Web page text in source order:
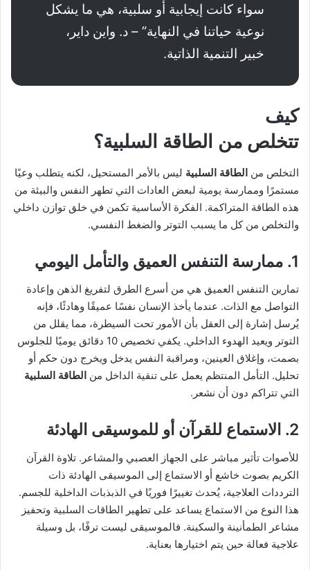
سواء كانت إيجابية أو سلبية، هي ما يشكل
نوعية حياتنا في النهاية” – د. واين داير،
خبير التنمية الذاتية.
كيف
تتخلص من الطاقة السلبية؟
التخلص من الطاقة السلبية ليس بالأمر المستحيل، لكنه يتطلب وعيًا
مستمرًا وممارسة يومية لبعض العادات التي تطهر النفس والبيئة من
هذه الطاقة المتراكمة. الفكرة الأساسية تكمن في خلق توازن داخلي
والتخلص من كل ما يسبب التوتر والضغط النفسي.
1. ممارسة التنفس العميق والتأمل اليومي
تمارين التنفس العميق هي من أسرع الطرق لتفريغ الذهن وإعادة
التواصل مع الذات. عندما يأخذ الإنسان نفسًا عميقًا وهادئًا، فإنه
يُرسل إشارة إلى العقل بأن الأمور تحت السيطرة، مما يقلل من
التوتر ويعيد الهدوء الداخلي. يكفي تخصيص 10 دقائق يوميًا للجلوس
بصمت، وإغلاق العينين، ومراقبة النفس يدخل ويخرج دون حكم أو
تحليل. التأمل المنتظم يعمل على تنقية الداخل من الطاقة السلبية
التي تتراكم دون أن نشعر.
2. الاستماع للقرآن أو للموسيقى الهادئة
للأصوات تأثير مباشر على الجهاز العصبي والمشاعر. تلاوة القرآن
الكريم بصوت خاشع أو الاستماع إلى الموسيقى الهادئة ذات
الترددات العلاجية، يُحدث تغييرًا فوريًا في الذبذبات الداخلية للجسم.
هذا النوع من الاستماع يساعد على تطهير الطاقات السلبية وتحفيز
مشاعر الطمأنينة والسكينة. فالموسيقى ليست ترفًا، بل وسيلة
علاجية فعالة حين يتم اختيارها بعناية.